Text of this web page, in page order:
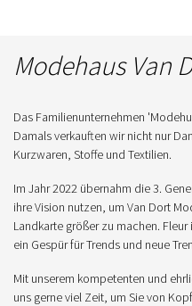
Modehaus Van
Das Familienunternehmen
Damals verkauften wir nicht nur
Kurzwaren, Stoffe und Textilien.
Im Jahr 2022 übernahm die 3.
ihre Vision nutzen, um Van Dort
Landkarte größer zu machen.
ein Gespür für Trends und neue
Mit unserem kompetenten und
uns gerne viel Zeit, um Sie von